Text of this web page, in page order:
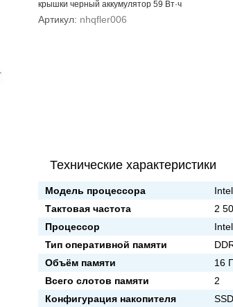
крышки черный аккумулятор 59 Вт·ч
Артикул: nhqfler006
Технические характеристики
Модель процессора
Тактовая частота
2
Процессор
Тип оперативной памяти
Объём памяти
16
Всего слотов памяти
2
Конфигурация накопителя